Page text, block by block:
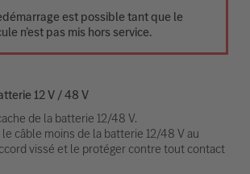
est possible tant que le
n’est pas mis hors service.
12 V / 48 V
de la batterie 12/48 V.
câble moins de la batterie 12/48 V au
vissé et le protéger contre tout contact